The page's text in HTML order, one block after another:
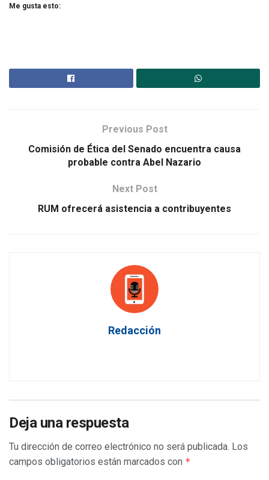
Me gusta esto:
Previous Post
Comisión de Ética del Senado encuentra causa
probable contra Abel Nazario
Next Post
RUM ofrecerá asistencia a contribuyentes
Redacción
Deja una respuesta
Tu dirección de correo electrónico no será publicada. Los
campos obligatorios están marcados con *